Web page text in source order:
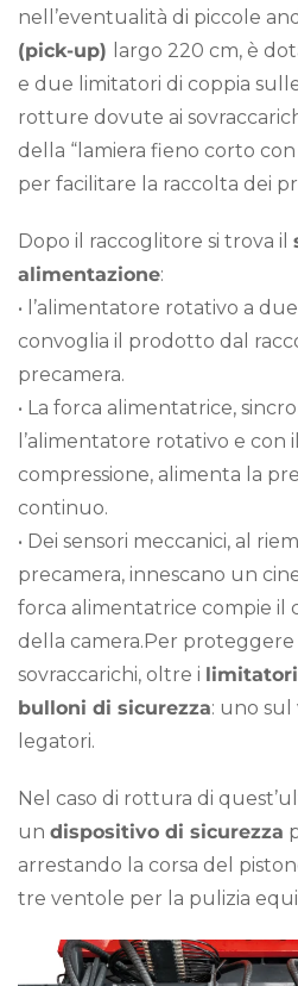
nell’eventualità di piccole
(pick-up)
largo 220 cm, è
e due limitatori di coppia
rotture dovute ai
della “lamiera fieno corto
per facilitare la raccolta dei
Dopo il raccoglitore si trova il
alimentazione:
• l’alimentatore rotativo a
convoglia il prodotto dal
precamera.
• La forca alimentatrice,
l’alimentatore rotativo e con
compressione, alimenta la
continuo.
• Dei sensori meccanici, al
precamera, innescano un
forca alimentatrice compie il
della camera.Per proteggere
sovraccarichi, oltre i
bulloni di sicurezza: uno sul
legatori.
Nel caso di rottura di
un dispositivo di sicurezza
arrestando la corsa del
tre ventole per la pulizia